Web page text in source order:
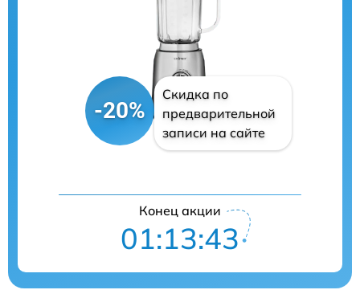
-20%
Скидка по
предварительной
записи на сайте
Конец акции
01:13:42